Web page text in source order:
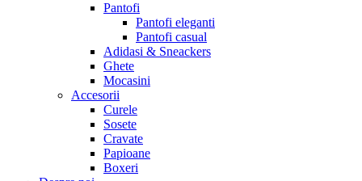
Pantofi
Pantofi eleganti
Pantofi casual
Adidasi & Sneackers
Ghete
Mocasini
Accesorii
Curele
Sosete
Cravate
Papioane
Boxeri